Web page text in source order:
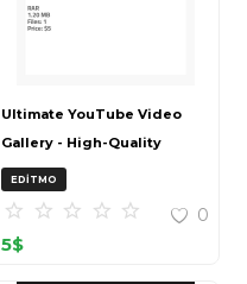
Ultimate YouTube Video
Gallery - High-Quality
Digital Collection
EDITMO
0
5$